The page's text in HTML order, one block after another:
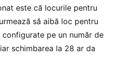
este că locurile pentru
să aibă loc pentru
pe un număr de
schimbarea la 28 ar da